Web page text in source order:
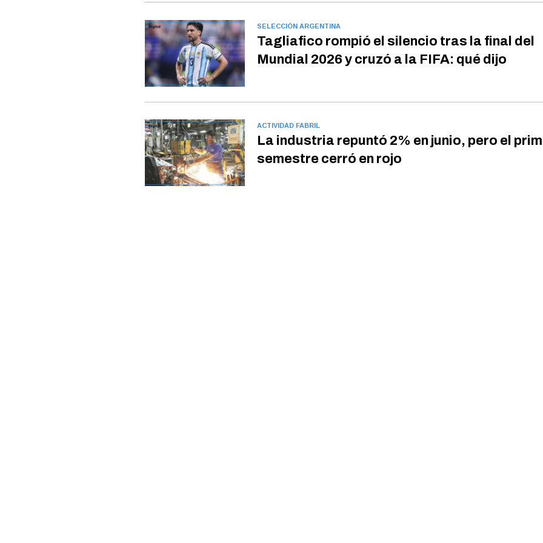
SELECCIÓN ARGENTINA
Tagliafico rompió el silencio tras la final del
Mundial 2026 y cruzó a la FIFA: qué dijo
ACTIVIDAD FABRIL
La industria repuntó 2% en junio, pero el
semestre cerró en rojo